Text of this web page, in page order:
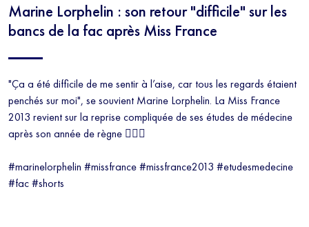
Marine Lorphelin : son retour "difficile" sur les
bancs de la fac après Miss France
"Ça a été difficile de me sentir à l’aise, car tous les regards étaient
penchés sur moi", se souvient Marine Lorphelin. La Miss France
2013 revient sur la reprise compliquée de ses études de médecine
après son année de règne 👩🏻‍⚕️
#marinelorphelin #missfrance #missfrance2013 #etudesmedecine
#fac #shorts